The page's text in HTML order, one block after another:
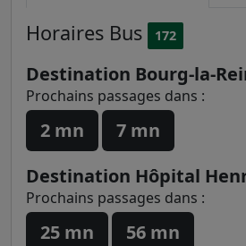
Horaires Bus 172
Destination Bourg-la-
Prochains passages dans :
2 mn
7 mn
Destination Hôpital
Prochains passages dans :
25 mn 56 mn